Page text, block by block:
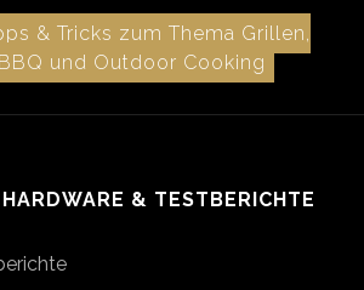
& Tricks zum Thema Grillen,
und Outdoor Cooking
HARDWARE & TESTBERICHTE